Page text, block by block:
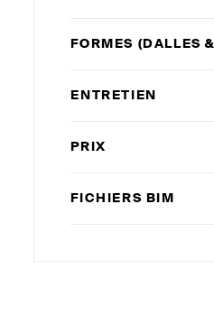
FORMES (DALLES&
ENTRETIEN
PRIX
FICHIERS BIM